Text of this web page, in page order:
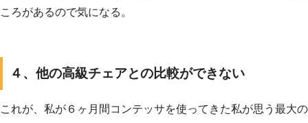
ころがあるので気になる。
４、他の高級チェアとの比較ができない
これが、私が６ヶ月間コンテッサを使ってきた私が思う最大の